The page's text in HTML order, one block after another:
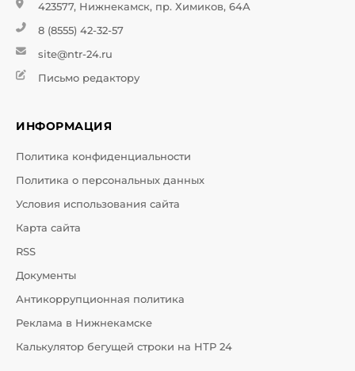
423577, Нижнекамск, пр. Химиков, 64А
8 (8555) 42-32-57
site@ntr-24.ru
Письмо редактору
ИНФОРМАЦИЯ
Политика конфиденциальности
Политика о персональных данных
Условия использования сайта
Карта сайта
RSS
Документы
Антикоррупционная политика
Реклама в Нижнекамске
Калькулятор бегущей строки на НТР 24